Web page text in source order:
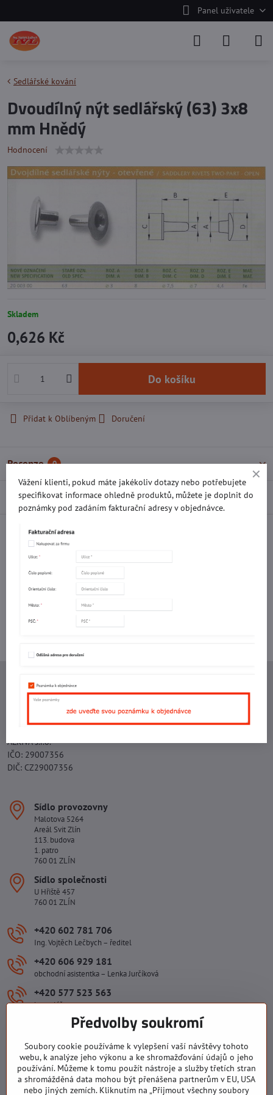
Panel uživatele
Sedlářské kování
Dvoudílný nýt sedlářský (63) 3x8
mm Hnědý
Hodnocení
Skladem
0,626 Kč
Do košíku
Přidat k Oblíbeným Doručení
Recenze 0
Diskuse 0
FacebookTwitter
Potřebujete poradit s objednávkou?
Kontaktujte nás:
+420 577 523 563
Ing. Vojtěch Lečbych - IVL
DIČ: CZ5602130809
ALRIVA s.r.o.
IČO: 29007356
DIČ: CZ29007356
Sídlo provozovny
Malotova 5264
Areál Svit Zlín
113. budova
1. patro
760 01 ZLÍN
Sídlo společnosti
U Hřiště 457
760 01 ZLÍN
+420 602 781 706
Ing. Vojtěch Lečbych – ředitel
+420 606 929 181
obchodní asistentka – Lenka Jurčíková
+420 577 523 563
kancelář
ivlecbych​@seznam​.cz
Důležité odkazy
Předvolby soukromí
Soubory cookie používáme k vylepšení vaší návštěvy tohoto
webu, k analýze jeho výkonu a ke shromažďování údajů o jeho
používání. Můžeme k tomu použít nástroje a služby třetích stran
a shromážděná data mohou být přenášena partnerům v EU, USA
nebo jiných zemích. Kliknutím na „Přijmout všechny soubory
Vážení klienti, pokud máte jakékoliv dotazy nebo potřebujete
specifikovat informace ohledně produktů, můžete je doplnit do
poznámky pod zadáním fakturační adresy v objednávce.